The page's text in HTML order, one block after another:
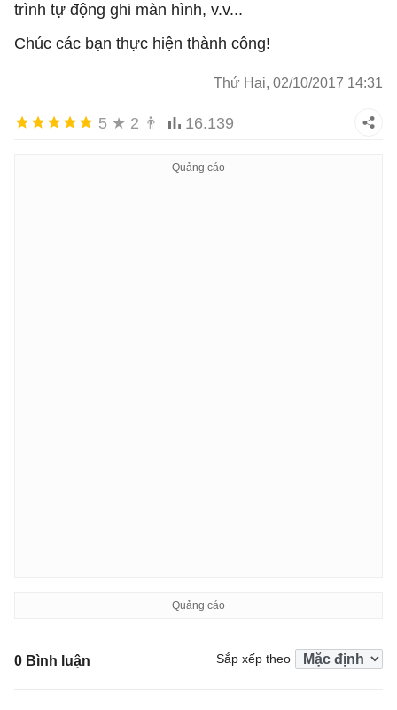
trình tự động ghi màn hình, v.v...
Chúc các bạn thực hiện thành công!
Thứ Hai, 02/10/2017 14:31
5 ★ 2 👨 16.139
0 Bình luận Sắp xếp theo